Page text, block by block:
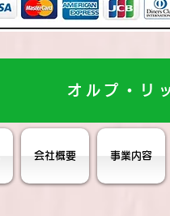
オルプ・リ
会社概要 事業内容